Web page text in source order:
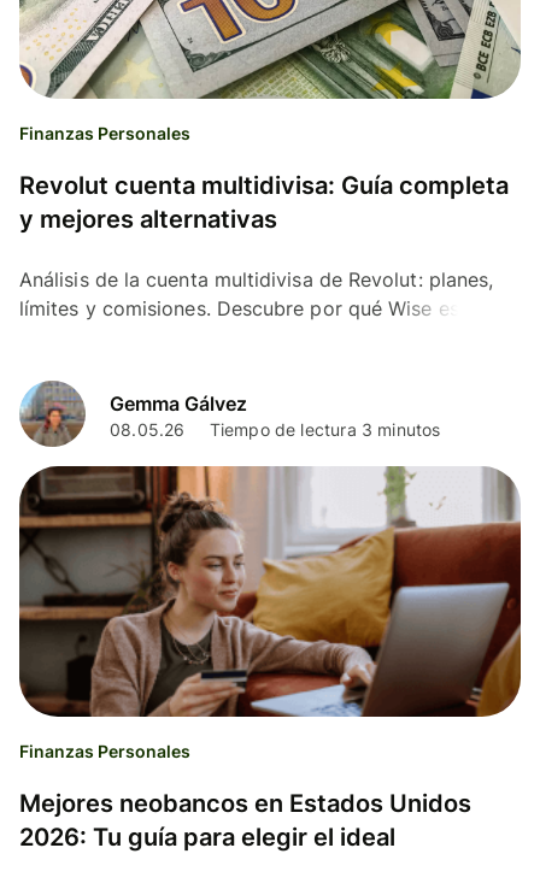
Finanzas Personales
Revolut cuenta multidivisa: Guía completa
y mejores alternativas
Análisis de la cuenta multidivisa de Revolut: planes,
límites y comisiones. Descubre por qué Wise es la
Gemma Gálvez
08.05.26 Tiempo de lectura 3 minutos
Finanzas Personales
Mejores neobancos en Estados Unidos
2026: Tu guía para elegir el ideal